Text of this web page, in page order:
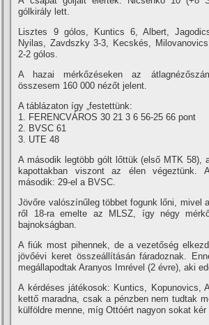
gólkirály lett.
Lisztes 9 gólos, Kuntics 6, Albert,
Nyilas, Zavdszky 3-3, Kecskés,
2-2 gólos.
A hazai mérkőzéseken az
összesem 160 000 nézőt jelent.
A táblázaton í­gy „festettünk:
1. FERENCVÁROS 30 21 3 6 56-25 66 pont
2. BVSC 61
3. UTE 48
A második legtöbb gólt lőttük (első MTK 58),
kapottakban viszont az élen végeztünk. A
második: 29-el a BVSC.
Jövőre valószí­nűleg többet fogunk lőni, mivel
ről 18-ra emelte az MLSZ, í­gy négy
bajnokságban.
A fiúk most pihennek, de a vezetőség
jövőévi keret összeállí­tásán fáradoznak.
megállapodtak Aranyos Imrével (2 évre), aki
A kérdéses játékosok: Kuntics, Kopunovics,
kettő maradna, csak a pénzben nem tudtak
külföldre menne, mí­g Ottóért nagyon sokat kér